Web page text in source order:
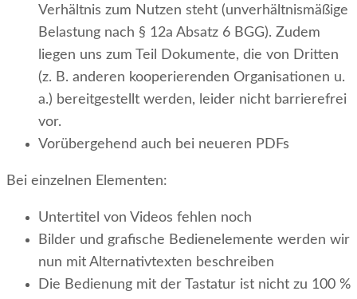
Verhältnis zum Nutzen steht (unverhältnismäßige
Belastung nach § 12a Absatz 6 BGG). Zudem
liegen uns zum Teil Dokumente, die von Dritten
(z. B. anderen kooperierenden Organisationen u.
a.) bereitgestellt werden, leider nicht barrierefrei
vor.
Vorübergehend auch bei neueren PDFs
Bei einzelnen Elementen:
Untertitel von Videos fehlen noch
Bilder und grafische Bedienelemente werden wir
nun mit Alternativtexten beschreiben
Die Bedienung mit der Tastatur ist nicht zu 100 %